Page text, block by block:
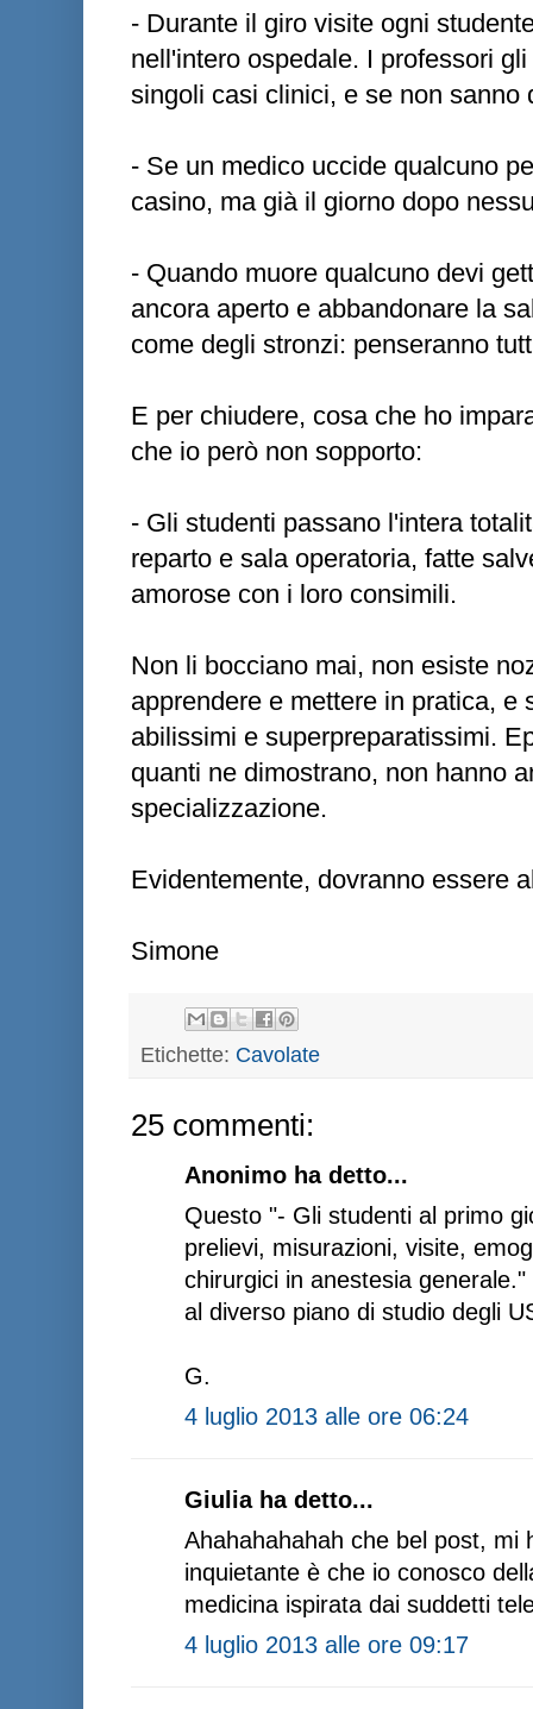
- Durante il giro visite ogni
nell'intero ospedale. I professori
singoli casi clinici, e se non sanno
- Se un medico uccide qualcuno
casino, ma già il giorno dopo
- Quando muore qualcuno devi
ancora aperto e abbandonare la
come degli stronzi: penseranno
E per chiudere, cosa che ho
che io però non sopporto:
- Gli studenti passano l'intera
reparto e sala operatoria, fatte
amorose con i loro consimili.
Non li bocciano mai, non esiste
apprendere e mettere in pratica, e
abilissimi e superpreparatissimi.
quanti ne dimostrano, non hanno
specializzazione.
Evidentemente, dovranno essere
Simone
Etichette: Cavolate
25 commenti:
Anonimo ha detto...
Questo "- Gli studenti al primo
prelievi, misurazioni, visite,
chirurgici in anestesia
al diverso piano di studio degli
G.
4 luglio 2013 alle ore 06:24
Giulia ha detto...
Ahahahahahah che bel post, mi
inquietante è che io conosco
medicina ispirata dai suddetti
4 luglio 2013 alle ore 09:17